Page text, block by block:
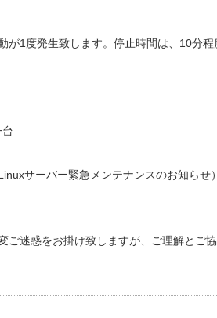
が1度発生致します。停止時間は、10分程
サーバー緊急メンテナンスのお知らせ
ご迷惑をお掛け致しますが、ご理解とご